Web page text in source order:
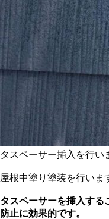
タスペーサー挿入を行い
屋根中塗り塗装を行いま
タスペーサーを挿入する
防止に効果的です。